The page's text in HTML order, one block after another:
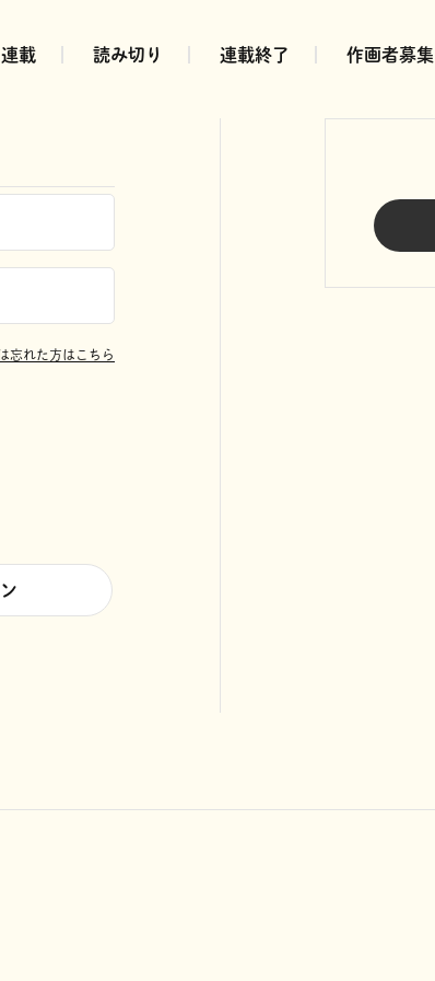
連載 読み切り 連載終了 作画者募集
忘れた方はこちら